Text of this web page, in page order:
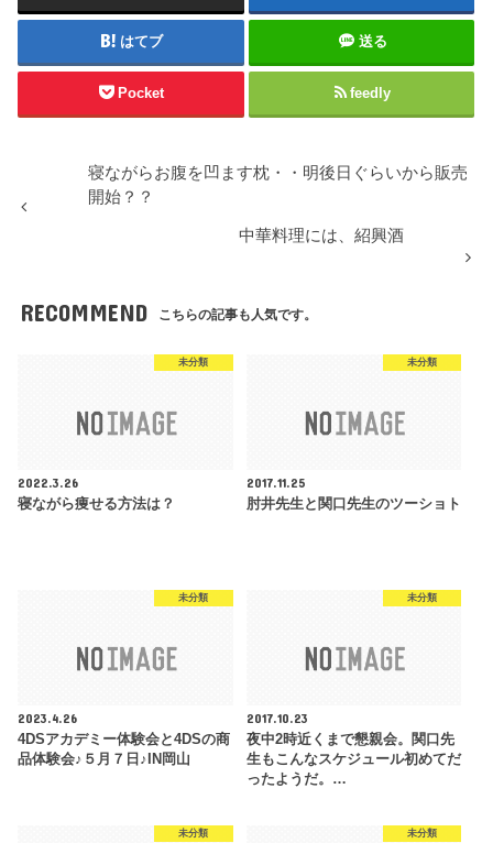
はてブ 送る
Pocket feedly
寝ながらお腹を凹ます枕・・明後日ぐらいから販売
開始？？
中華料理には、紹興酒
RECOMMEND こちらの記事も人気です。
未分類
2022.3.26
寝ながら痩せる方法は？
未分類
2017.11.25
肘井先生と関口先生のツーショト
未分類
2023.4.26
4DSアカデミー体験会と4DSの商
品体験会♪５月７日♪IN岡山
未分類
2017.10.23
夜中2時近くまで懇親会。関口先
生もこんなスケジュール初めてだ
ったようだ。…
未分類 未分類